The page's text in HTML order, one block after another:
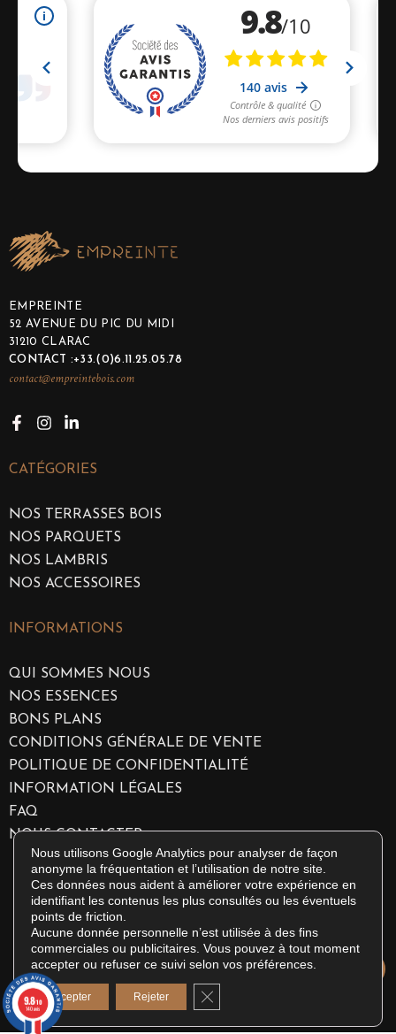
EMPREINTE
52 AVENUE DU PIC DU MIDI
31210 CLARAC
CONTACT :+33.(0)6.11.25.05.78
contact@empreintebois.com
CATÉGORIES
NOS TERRASSES BOIS
NOS PARQUETS
NOS LAMBRIS
NOS ACCESSOIRES
INFORMATIONS
QUI SOMMES NOUS
NOS ESSENCES
BONS PLANS
CONDITIONS GÉNÉRALE DE VENTE
POLITIQUE DE CONFIDENTIALITÉ
INFORMATION LÉGALES
FAQ
NOUS CONTACTER
© 2026 EMPREINTE I ALL RIGHTS RESERVED
Nous utilisons Google Analytics pour analyser de façon
anonyme la fréquentation et l’utilisation de notre site.
Ces données nous aident à améliorer votre expérience en
identifiant les contenus les plus consultés ou les éventuels
points de friction.
Aucune donnée personnelle n’est utilisée à des fins
commerciales ou publicitaires. Vous pouvez à tout moment
accepter ou refuser ce suivi selon vos préférences.
Accepter Rejeter Fermer la bannière des cookies
9.8/10
140 avis